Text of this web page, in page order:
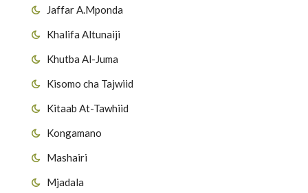
Jaffar A.Mponda
Khalifa Altunaiji
Khutba Al-Juma
Kisomo cha Tajwiid
Kitaab At-Tawhiid
Kongamano
Mashairi
Mjadala